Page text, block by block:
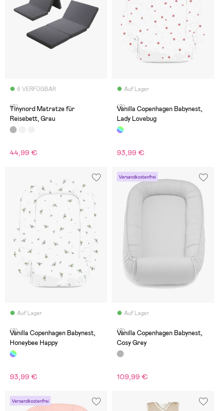
6 VERFÜGBAR
(0)
Tinynord Matratze für
Reisebett, Grau
44,99 €
Auf Lager
(0)
Vanilla Copenhagen Babynest,
Lady Lovebug
93,99 €
Auf Lager
(0)
Vanilla Copenhagen Babynest,
Honeybee Happy
93,99 €
Versandkostenfrei
Auf Lager
(0)
Vanilla Copenhagen Babynest,
Cosy Grey
109,99 €
Versandkostenfrei